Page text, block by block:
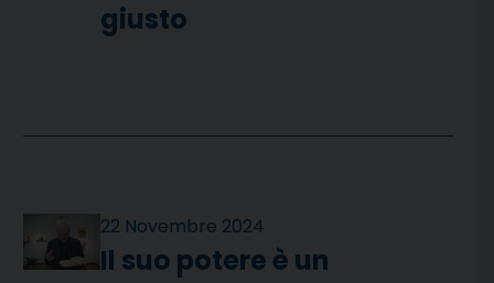
giusto
22 Novembre 2024
Il suo potere è un